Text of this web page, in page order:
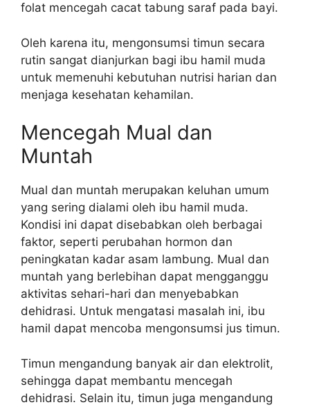
folat mencegah cacat tabung saraf pada bayi.
Oleh karena itu, mengonsumsi timun secara
rutin sangat dianjurkan bagi ibu hamil muda
untuk memenuhi kebutuhan nutrisi harian dan
menjaga kesehatan kehamilan.
Mencegah Mual dan
Muntah
Mual dan muntah merupakan keluhan umum
yang sering dialami oleh ibu hamil muda.
Kondisi ini dapat disebabkan oleh berbagai
faktor, seperti perubahan hormon dan
peningkatan kadar asam lambung. Mual dan
muntah yang berlebihan dapat mengganggu
aktivitas sehari-hari dan menyebabkan
dehidrasi. Untuk mengatasi masalah ini, ibu
hamil dapat mencoba mengonsumsi jus timun.
Timun mengandung banyak air dan elektrolit,
sehingga dapat membantu mencegah
dehidrasi. Selain itu, timun juga mengandung